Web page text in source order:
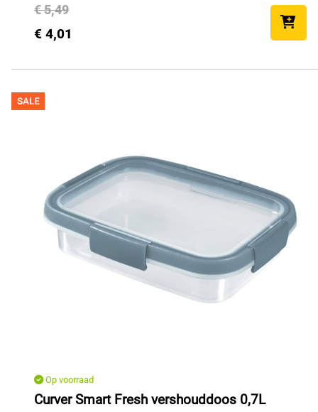
€ 5,49
€ 4,01
SALE
Op voorraad
Curver Smart Fresh vershouddoos 0,7L